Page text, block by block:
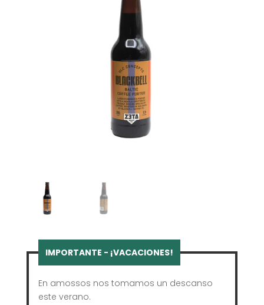
En amossos nos tomamos un descanso
este verano.